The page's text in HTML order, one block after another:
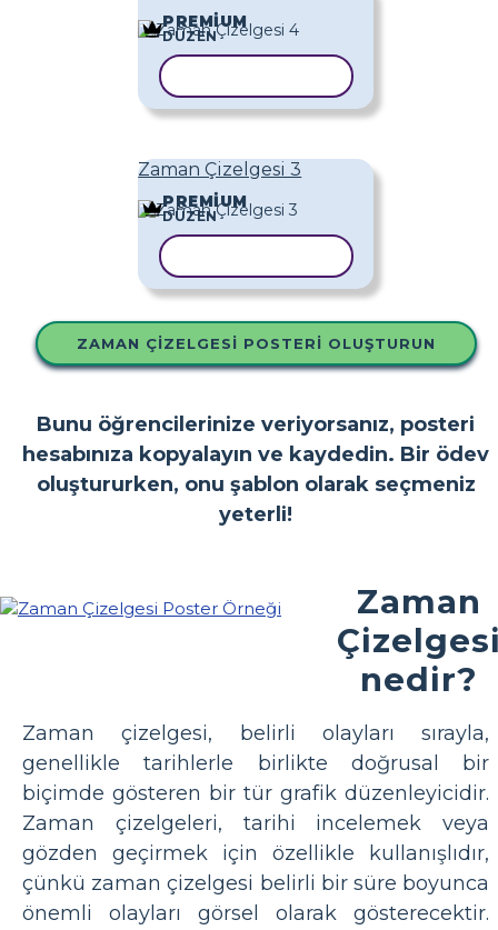
PREMIUM
DÜZEN
Zaman Çizelgesi 3
PREMIUM
DÜZEN
ZAMAN ÇIZELGESI POSTERI OLUŞTURUN
Bunu öğrencilerinize veriyorsanız, posteri
hesabınıza kopyalayın ve kaydedin. Bir ödev
oluştururken, onu şablon olarak seçmeniz
yeterli!
Zaman
nedir?
Zaman çizelgesi, belirli olayları sırayla,
genellikle tarihlerle birlikte doğrusal bir
biçimde gösteren bir tür grafik düzenleyicidir.
Zaman çizelgeleri, tarihi incelemek veya
gözden geçirmek için özellikle kullanışlıdır,
çünkü zaman çizelgesi belirli bir süre boyunca
önemli olayları görsel olarak gösterecektir.